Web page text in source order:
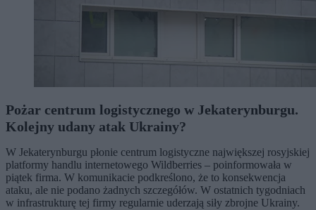
Pożar centrum logistycznego w Jekaterynburgu.
Kolejny udany atak Ukrainy?
W Jekaterynburgu płonie centrum logistyczne największej rosyjskiej
platformy handlu internetowego Wildberries – poinformowała w
piątek firma. W komunikacie podkreślono, że to konsekwencja
ataku, ale nie podano żadnych szczegółów. W ostatnich tygodniach
w infrastrukturę tej firmy regularnie uderzają siły zbrojne Ukrainy.